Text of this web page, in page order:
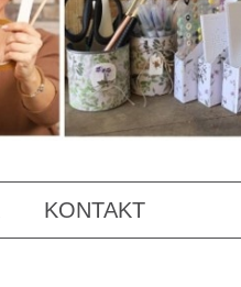
KONTAKT